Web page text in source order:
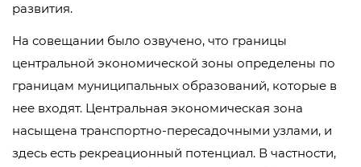
развития.
На совещании было озвучено, что границы
центральной экономической зоны определены по
границам муниципальных образований, которые в
нее входят. Центральная экономическая зона
насыщена транспортно-пересадочными узлами, и
здесь есть рекреационный потенциал. В частности,